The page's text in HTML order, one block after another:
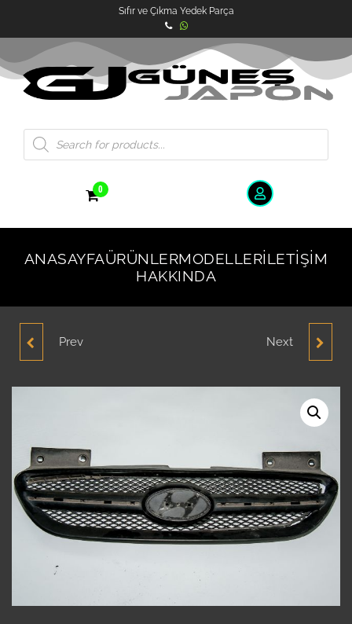
Sıfır ve Çıkma Yedek Parça
0
ANASAYFAÜRÜNLERMODELLERİLETIŞIM
HAKKINDA
HYUNDAI GETZ 2006-
Prev HYUNDAI GETZ 2006-
Next